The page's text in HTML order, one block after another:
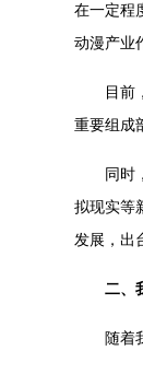
在一定程
动漫产业
目前
重要组成
同时
拟现实等
发展，出
二、
随着